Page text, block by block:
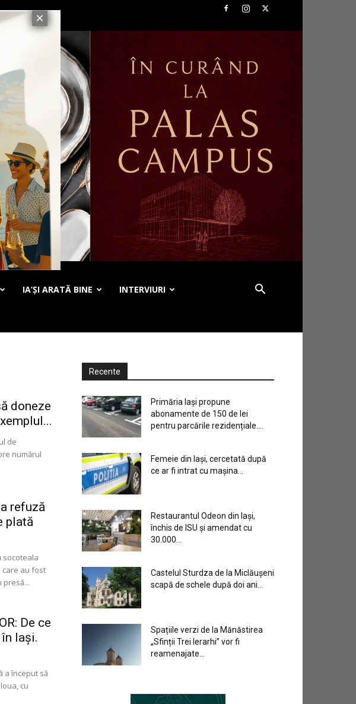
IA’ȘI ARATĂ BINE INTERVIURI
doneze
de
numărul
refuză
plată
socoteala
care au fost
presă...
De ce
Iaşi.
a început să
cu
Recente
Primăria Iași propune
abonamente de 150 de lei
pentru parcările rezidențiale....
Femeie din Iași, cercetată după
ce ar fi intrat cu mașina...
Restaurantul Odeon din Iași,
închis de ISU și amendat cu
30.000...
Castelul Sturdza de la Miclăușeni
scapă de schele după doi ani...
Spațiile verzi de la Mănăstirea
„Sfinții Trei Ierarhi” vor fi
reamenajate...